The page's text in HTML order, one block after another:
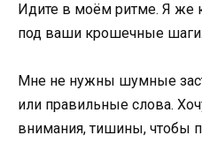
Идите в моём ритме. Я же
под ваши крошечные шаги.
Мне не нужны шумные
или правильные слова.
внимания, тишины, чтобы